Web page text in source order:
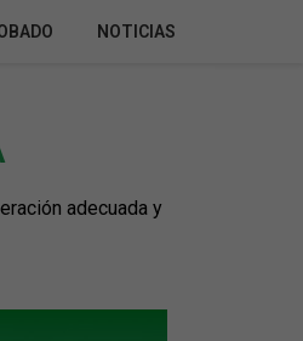
NOTICIAS
adecuada y